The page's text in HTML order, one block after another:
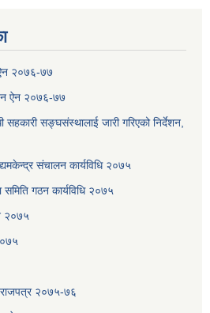
२०७६-७७
ऐन २०७६-७७
सहकारी सङ्घसंस्थालाई जारी गरिएको निर्देशन,
संचालन कार्यविधि २०७५
गठन कार्यविधि २०७५
२०७५
राजपत्र २०७५-७६